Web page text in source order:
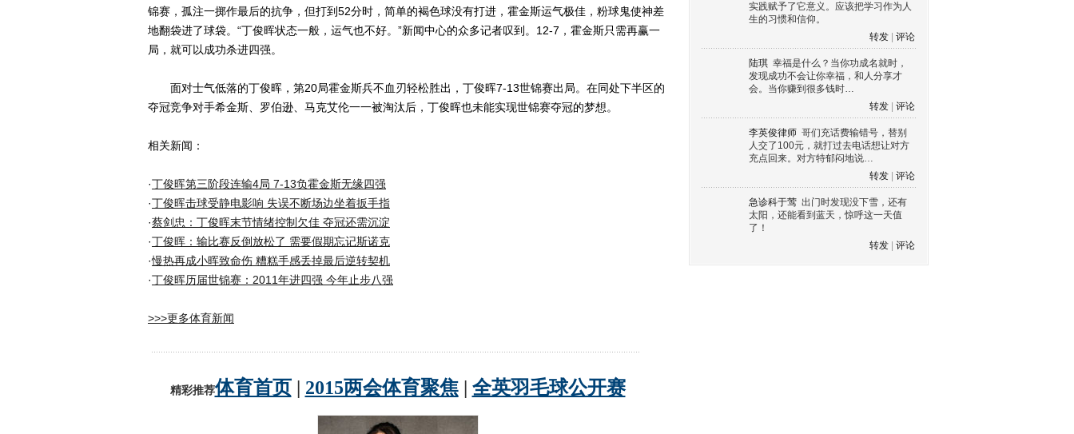
锦赛，孤注一掷作最后的抗争，但打到52分时，简单的褐色球没有打进，霍金斯运气极佳，粉球鬼使神差
地翻袋进了球袋。“丁俊晖状态一般，运气也不好。”新闻中心的众多记者叹到。12-7，霍金斯只需再赢一
局，就可以成功杀进四强。
面对士气低落的丁俊晖，第20局霍金斯兵不血刃轻松胜出，丁俊晖7-13世锦赛出局。在同处下半区的
夺冠竞争对手希金斯、罗伯逊、马克艾伦一一被淘汰后，丁俊晖也未能实现世锦赛夺冠的梦想。
相关新闻：
·丁俊晖第三阶段连输4局 7-13负霍金斯无缘四强
·丁俊晖击球受静电影响 失误不断场边坐着扳手指
·蔡剑忠：丁俊晖末节情绪控制欠佳 夺冠还需沉淀
·丁俊晖：输比赛反倒放松了 需要假期忘记斯诺克
·慢热再成小晖致命伤 糟糕手感丢掉最后逆转契机
·丁俊晖历届世锦赛：2011年进四强 今年止步八强
>>>更多体育新闻
实践赋予了它意义。应该把学习作为人
生的习惯和信仰。
转发
评论
陆琪 幸福是什么？当你功成名就时，
发现成功不会让你幸福，和人分享才
会。当你赚到很多钱时…
转发
评论
李英俊律师 哥们充话费输错号，替别
人交了100元，就打过去电话想让对方
充点回来。对方特郁闷地说…
转发
评论
急诊科于莺 出门时发现没下雪，还有
太阳，还能看到蓝天，惊呼这一天值
了！
转发
评论